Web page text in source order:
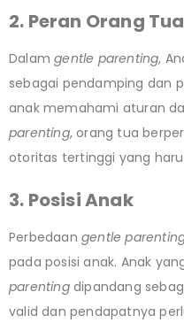
2. Peran Orang Tua
Dalamgentle parenting,
sebagai pendamping dan
anak memahami aturan
parenting, orang tua
otoritas tertinggi yang
3. Posisi Anak
Perbedaan gentle
pada posisi anak. Anak
parentingdipandang
valid dan pendapatnya